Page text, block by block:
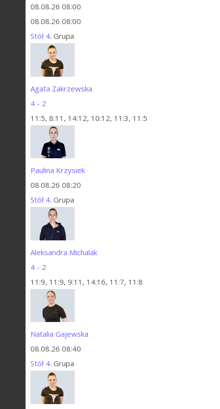
08.08.26 08:00
08.08.26 08:00
Stół 4. Grupa
Agata Zakrzewska
4 - 2
11:5, 8:11, 14:12, 10:12, 11:3, 11:5
Paulina Krzysiek
08.08.26 08:20
Stół 4. Grupa
Aleksandra Michalak
4 - 2
11:9, 11:9, 9:11, 14:16, 11:7, 11:8
Natalia Gajewska
08.08.26 08:40
Stół 4. Grupa